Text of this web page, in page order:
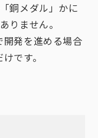
銅メダル」かに
りません。
発を進める場合
です。